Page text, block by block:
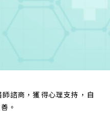
諮商，獲得心理支持，自
。